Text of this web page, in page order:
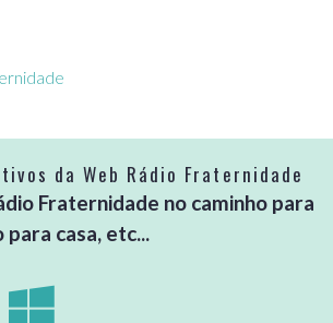
da Web Rádio Fraternidade
Fraternidade no caminho para
casa, etc...